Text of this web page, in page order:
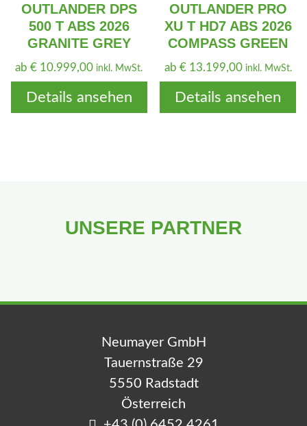
OUTLANDER DPS
500 T ABS 2026
GRANITE GREY
ab€ 10.999,00 inkl. MwSt.
Details ansehen
OUTLANDER PRO
XU T HD7 ABS 2026
COMPASS GREEN
ab €13.199,00 inkl. MwSt.
Details ansehen
UNSERE PARTNER
Neumayer GmbH
Tauernstraße 29
5550 Radstadt
Österreich